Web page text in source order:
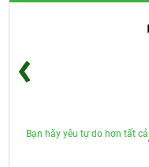
Bạn hãy yêu tự do hơn tất